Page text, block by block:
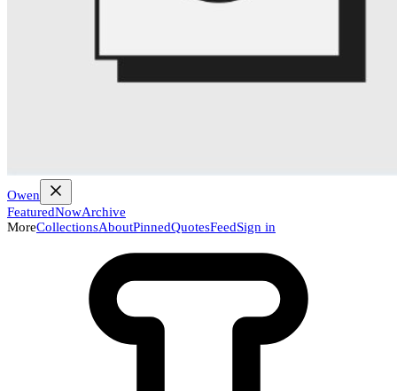
Owen
FeaturedNowArchive
MoreCollectionsAboutPinnedQuotesFeedSign in